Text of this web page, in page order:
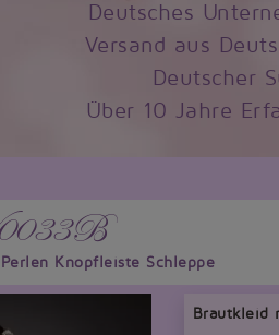
Deutsches
Versand aus
Deutscher
Über 10 Jahre
Knopfleiste Schleppe
Brautkleid